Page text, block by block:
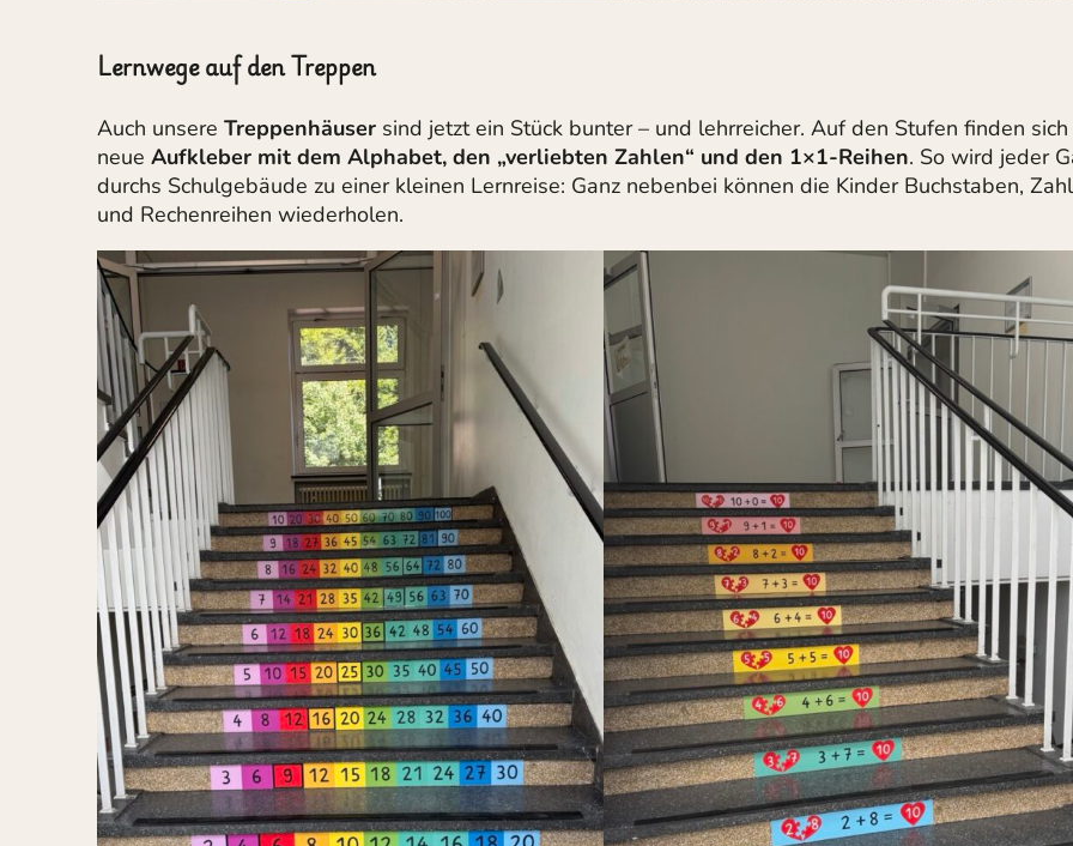
Lernwege auf den Treppen
Auch unsere Treppenhäusersind jetzt ein Stück bunter – und lehrreicher. Auf den Stufen finden sich
neue Aufkleber mit dem Alphabet, den „verliebten Zahlen“ und den 1×1-Reihen. So wird jeder
durchs Schulgebäude zu einer kleinen Lernreise: Ganz nebenbei können die Kinder Buchstaben,
und Rechenreihen wiederholen.